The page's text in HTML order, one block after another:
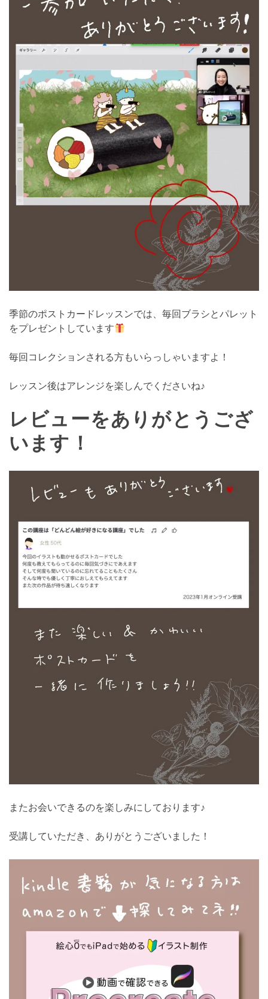
季節のポストカードレッスンでは、毎回ブラシとパレット
をプレゼントしています
毎回コレクションされる方もいらっしゃいますよ！
レッスン後はアレンジを楽しんでくださいね♪
レビューをありがとうござ
います！
またお会いできるのを楽しみにしております♪
受講していただき、ありがとうございました！